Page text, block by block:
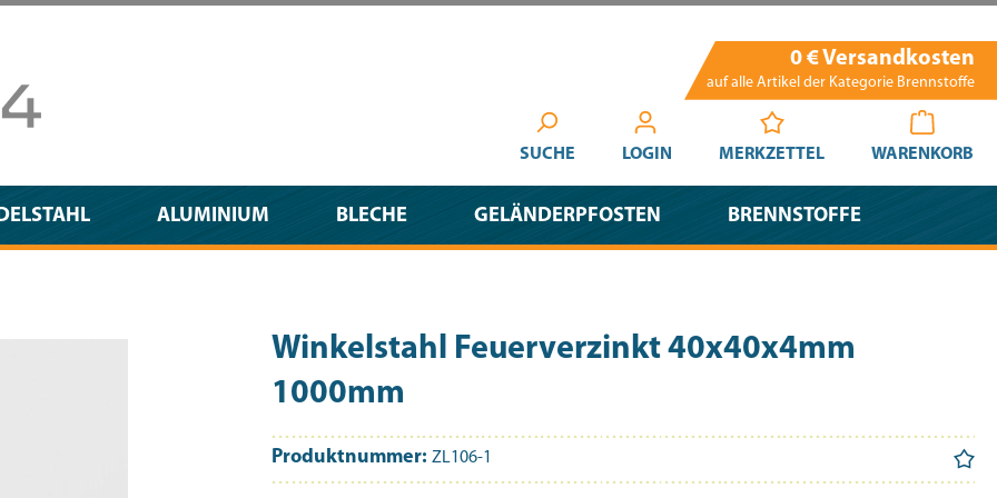
0 € Versandkosten
auf alle Artikel der Kategorie Brennstoffe
SUCHE LOGIN MERKZETTEL WARENKORB
ALUMINIUM BLECHE GELÄNDERPFOSTEN BRENNSTOFFE
Winkelstahl Feuerverzinkt 40x40x4mm
1000mm
Produktnummer: ZL106-1